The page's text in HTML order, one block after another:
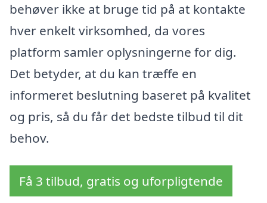
behøver ikke at bruge tid på at kontakte
hver enkelt virksomhed, da vores
platform samler oplysningerne for dig.
Det betyder, at du kan træffe en
informeret beslutning baseret på kvalitet
og pris, så du får det bedste tilbud til dit
behov.
Få 3 tilbud, gratis og uforpligtende